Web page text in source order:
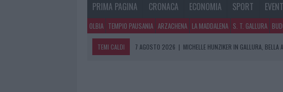
PRIMA PAGINA CRONACA ECONOMIA SPORT
OLBIA TEMPIO PAUSANIA ARZACHENA LA MADDALENA S. T. GALLURA
TEMI CALDI 7 AGOSTO 2026 | MICHELLE HUNZIKER IN GALLURA,